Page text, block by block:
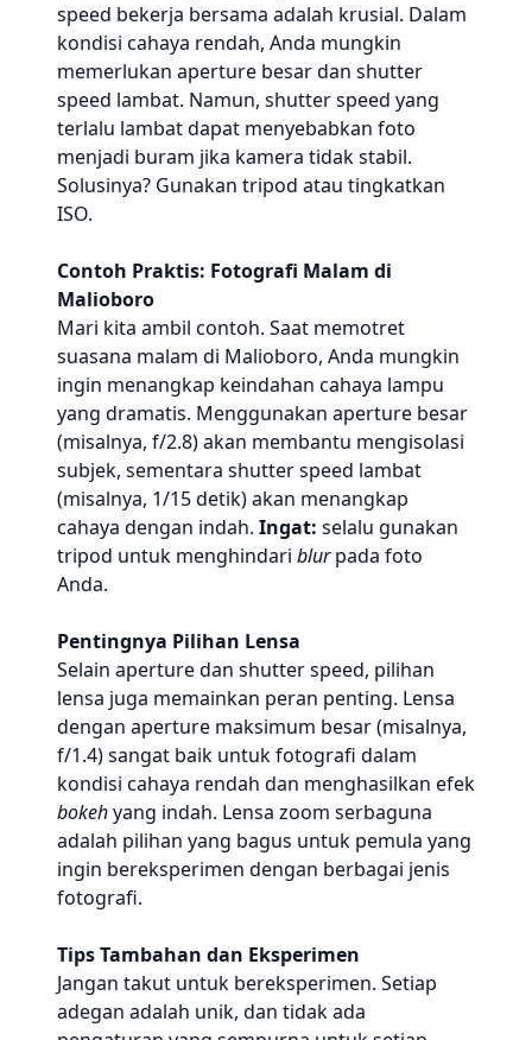
speed bekerja bersama adalah krusial. Dalam
kondisi cahaya rendah, Anda mungkin
memerlukan aperture besar dan shutter
speed lambat. Namun, shutter speed yang
terlalu lambat dapat menyebabkan foto
menjadi buram jika kamera tidak stabil.
Solusinya? Gunakan tripod atau tingkatkan
ISO.
Contoh Praktis: Fotografi Malam di
Malioboro
Mari kita ambil contoh. Saat memotret
suasana malam di Malioboro, Anda mungkin
ingin menangkap keindahan cahaya lampu
yang dramatis. Menggunakan aperture besar
(misalnya, f/2.8) akan membantu mengisolasi
subjek, sementara shutter speed lambat
(misalnya, 1/15 detik) akan menangkap
cahaya dengan indah. Ingat: selalu gunakan
tripod untuk menghindari blurpada foto
Anda.
Pentingnya Pilihan Lensa
Selain aperture dan shutter speed, pilihan
lensa juga memainkan peran penting. Lensa
dengan aperture maksimum besar (misalnya,
f/1.4) sangat baik untuk fotografi dalam
kondisi cahaya rendah dan menghasilkan efek
bokehyang indah. Lensa zoom serbaguna
adalah pilihan yang bagus untuk pemula yang
ingin bereksperimen dengan berbagai jenis
fotografi.
Tips Tambahan dan Eksperimen
Jangan takut untuk bereksperimen. Setiap
adegan adalah unik, dan tidak ada